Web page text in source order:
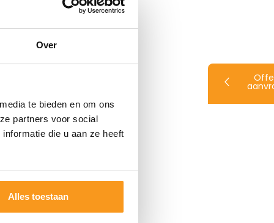
Over
te bieden en om ons
partners voor social
die u aan ze heeft
Alles toestaan